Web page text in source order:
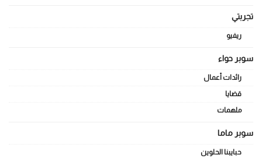
تجربتي
ريفيو
سوبر حواء
رائدات أعمال
قضايا
ملهمات
سوبر ماما
حبايبنا الحلوين